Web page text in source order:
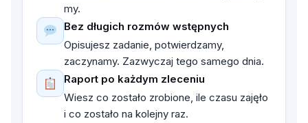
my.
Bez długich rozmów wstępnych
Opisujesz zadanie, potwierdzamy,
zaczynamy. Zazwyczaj tego samego dnia.
Raport po każdym zleceniu
Wiesz co zostało zrobione, ile czasu zajęło
i co zostało na kolejny raz.